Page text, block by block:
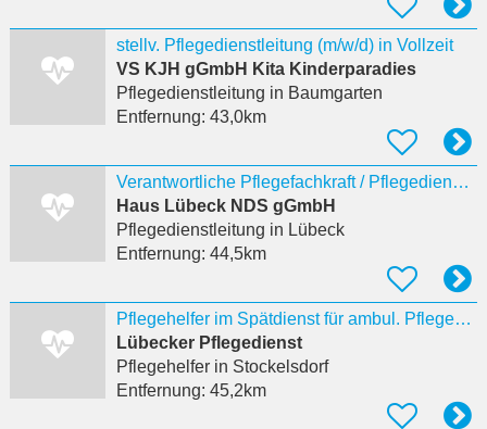
stellv. Pflegedienstleitung (m/w/d) in Vollzeit
VS KJH gGmbH Kita Kinderparadies
Pflegedienstleitung in Baumgarten
Entfernung: 43,0km
Verantwortliche Pflegefachkraft / Pflegedienstleitung (m/w/d) in der Tagespflege
Haus Lübeck NDS gGmbH
Pflegedienstleitung in Lübeck
Entfernung: 44,5km
Pflegehelfer im Spätdienst für ambul. Pflegedienst gesucht
Lübecker Pflegedienst
Pflegehelferin Stockelsdorf
Entfernung: 45,2km